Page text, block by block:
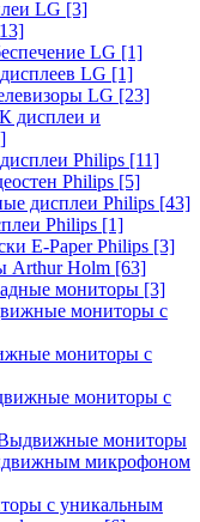
LG [3]
LG [1]
LG [1]
LG [23]
дисплеи и
Philips [11]
Philips [5]
дисплеи Philips [43]
Philips [1]
E-Paper Philips [3]
Arthur Holm [63]
мониторы [3]
мониторы с
мониторы с
мониторы с
мониторы
микрофоном
с уникальным